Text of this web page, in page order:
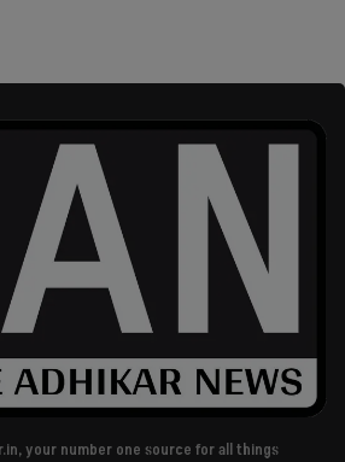
your number one source for all things